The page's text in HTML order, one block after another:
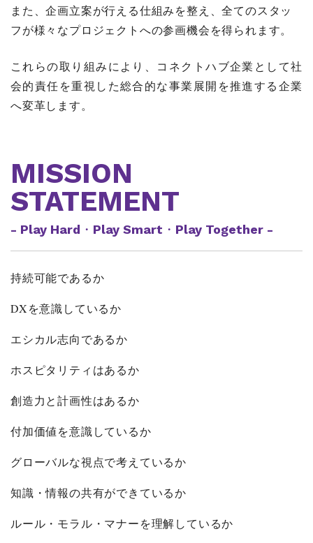
また、企画立案が行える仕組みを整え、全てのスタッ
フが様々なプロジェクトへの参画機会を得られます。
これらの取り組みにより、コネクトハブ企業として社
会的責任を重視した総合的な事業展開を推進する企業
へ変革します。
MISSION
STATEMENT
- Play Hard・Play Smart・Play Together -
持続可能であるか
DXを意識しているか
エシカル志向であるか
ホスピタリティはあるか
創造力と計画性はあるか
付加価値を意識しているか
グローバルな視点で考えているか
知識・情報の共有ができているか
ルール・モラル・マナーを理解しているか